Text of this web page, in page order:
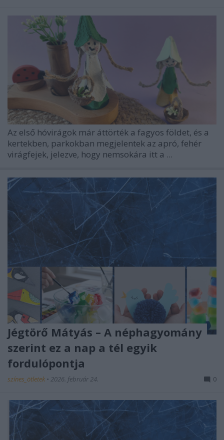
Az első hóvirágok már áttörték a fagyos földet, és a
kertekben, parkokban megjelentek az apró, fehér
virágfejek, jelezve, hogy nemsokára itt a ...
Jégtörő Mátyás – A néphagyomány
szerint ez a nap a tél egyik
fordulópontja
színes_ötletek • 2026. február 24. 0